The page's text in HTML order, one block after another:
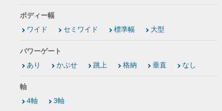
ボディー幅
ワイド
セミワイド 標準幅 大型
パワーゲート
あり
かぶせ 跳上 格納 垂直 なし
軸
4軸
3軸